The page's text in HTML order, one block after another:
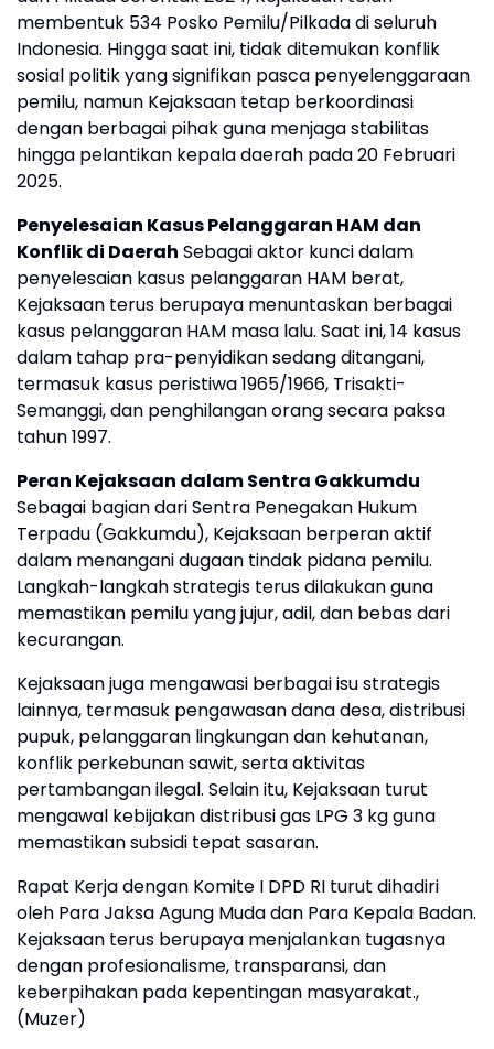
membentuk 534 Posko Pemilu/Pilkada di seluruh
Indonesia. Hingga saat ini, tidak ditemukan konflik
sosial politik yang signifikan pasca penyelenggaraan
pemilu, namun Kejaksaan tetap berkoordinasi
dengan berbagai pihak guna menjaga stabilitas
hingga pelantikan kepala daerah pada 20 Februari
2025.
Penyelesaian Kasus Pelanggaran HAM dan
Konflik di Daerah Sebagai aktor kunci dalam
penyelesaian kasus pelanggaran HAM berat,
Kejaksaan terus berupaya menuntaskan berbagai
kasus pelanggaran HAM masa lalu. Saat ini, 14 kasus
dalam tahap pra-penyidikan sedang ditangani,
termasuk kasus peristiwa 1965/1966, Trisakti-
Semanggi, dan penghilangan orang secara paksa
tahun 1997.
Peran Kejaksaan dalam Sentra Gakkumdu
Sebagai bagian dari Sentra Penegakan Hukum
Terpadu (Gakkumdu), Kejaksaan berperan aktif
dalam menangani dugaan tindak pidana pemilu.
Langkah-langkah strategis terus dilakukan guna
memastikan pemilu yang jujur, adil, dan bebas dari
kecurangan.
Kejaksaan juga mengawasi berbagai isu strategis
lainnya, termasuk pengawasan dana desa, distribusi
pupuk, pelanggaran lingkungan dan kehutanan,
konflik perkebunan sawit, serta aktivitas
pertambangan ilegal. Selain itu, Kejaksaan turut
mengawal kebijakan distribusi gas LPG 3 kg guna
memastikan subsidi tepat sasaran.
Rapat Kerja dengan Komite I DPD RI turut dihadiri
oleh Para Jaksa Agung Muda dan Para Kepala Badan.
Kejaksaan terus berupaya menjalankan tugasnya
dengan profesionalisme, transparansi, dan
keberpihakan pada kepentingan masyarakat.,
(Muzer)